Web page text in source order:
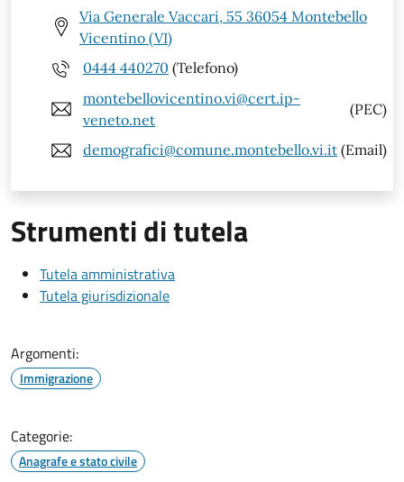
Via Generale Vaccari, 55 36054 Montebello
Vicentino (VI)
0444 440270 (Telefono)
montebellovicentino.vi@cert.ip-
veneto.net
(PEC)
demografici@comune.montebello.vi.it (Email)
Strumenti di tutela
Tutela amministrativa
Tutela giurisdizionale
Argomenti:
Immigrazione
Categorie:
Anagrafe e stato civile